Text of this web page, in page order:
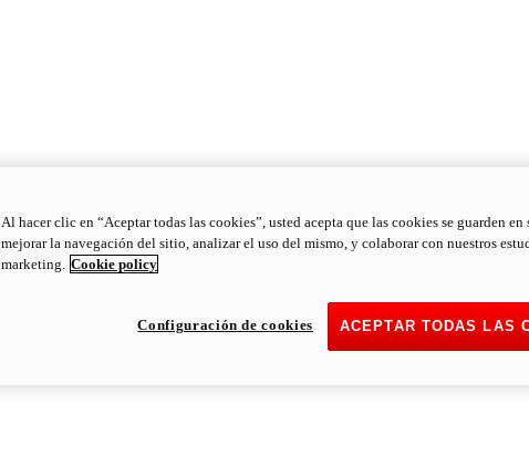
Al hacer clic en “Aceptar todas las cookies”, usted acepta que las cookies se guarden
mejorar la navegación del sitio, analizar el uso del mismo, y colaborar con nuestros
marketing. Cookie policy
ACEPTAR TODAS LAS
Configuración de cookies